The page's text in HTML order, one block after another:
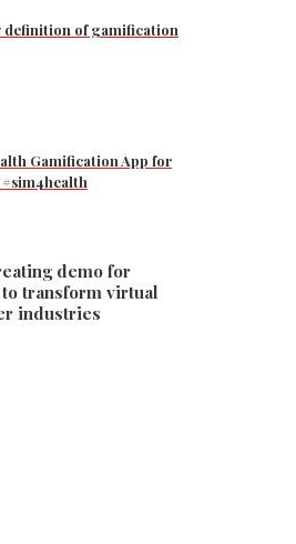
definition of gamification
Gamification App for
demo for
transform virtual
industries